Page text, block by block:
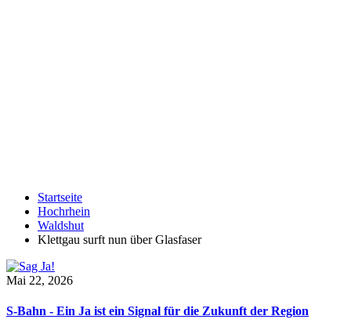
Startseite
Hochrhein
Waldshut
Klettgau surft nun über Glasfaser
Mai 22, 2026
S-Bahn - Ein Ja ist ein Signal für die Zukunft der Region